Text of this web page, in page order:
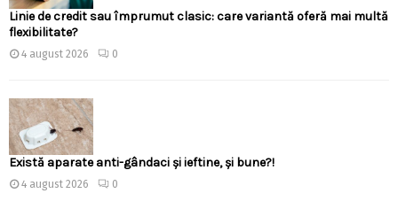
Linie de credit sau împrumut clasic: care variantă oferă mai multă
flexibilitate?
4 august 2026 0
Există aparate anti-gândaci și ieftine, și bune?!
4 august 2026 0